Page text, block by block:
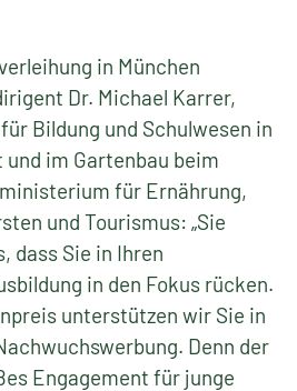
in München
Dr. Michael Karrer,
Bildung und Schulwesen in
im Gartenbau beim
für Ernährung,
und Tourismus: „Sie
dass Sie in Ihren
in den Fokus rücken.
unterstützen wir Sie in
Denn der
Engagement für junge